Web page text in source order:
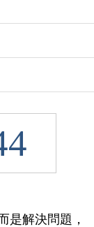
是解決問題，